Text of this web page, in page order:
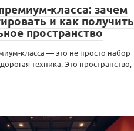
класса: зачем
и как получить
пространство
класса — это не просто набор
техника. Это пространство,